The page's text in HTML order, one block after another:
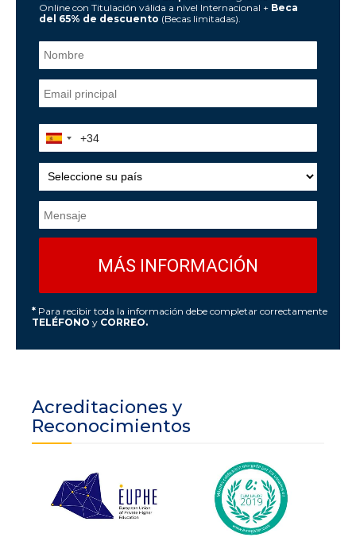
Online con Titulación válida a nivel Internacional + Beca
del 65% de descuento (Becas limitadas).
* Para recibir toda la información debe completar correctamente
TELÉFONO y CORREO.
Acreditaciones y
Reconocimientos